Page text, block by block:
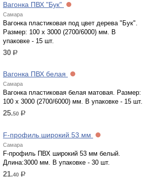
Вагонка ПВХ "Бук"
Самара
Вагонка пластиковая под цвет дерева "Бук".
Размер: 100 x 3000 (2700/6000) мм. В
упаковке - 15 шт.
30 р.
Вагонка ПВХ белая
Самара
Вагонка пластиковая белая матовая. Размер:
100 x 3000 (2700/6000) мм. В упаковке - 15 шт.
25.50 р.
F-профиль широкий 53 мм
Самара
F-профиль ПВХ широкий 53 мм белый.
Длина:3000 мм. В упаковке - 30 шт.
21.40 р.